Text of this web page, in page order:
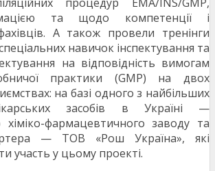
процедур EMA/INS/GMP,
та щодо компетенції і
фахівців. А також провели тренінги
навичок інспектування та
на відповідність вимогам
практики (GMP) на двох
на базі одного з найбільших
засобів в Україні­ —
хіміко-фармацевтичного заводу та
— ТОВ «Рош Україна», які
участь у цьому проекті.